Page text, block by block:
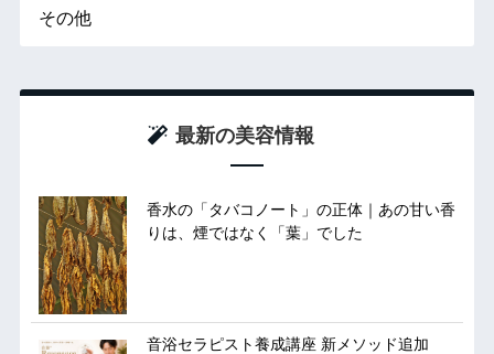
その他
最新の美容情報
香水の「タバコノート」の正体｜あの甘い香
りは、煙ではなく「葉」でした
音浴セラピスト養成講座 新メソッド追加